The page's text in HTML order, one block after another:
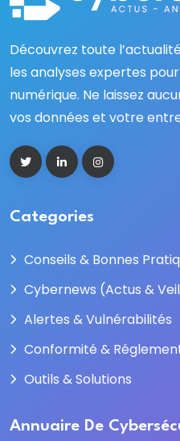
Découvrez toute
les analyses expertes
numérique. Ne laissez
vos données et votre
Categories
Conseils & Bonnes
Cybernews (Actus &
Alertes & Vulnérabilités
Conformité &
Outils & Solutions
Annuaire De